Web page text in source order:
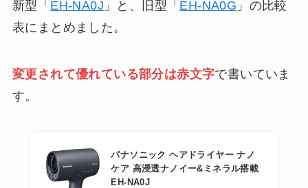
新型「 EH-NA0J 」と、旧型「 EH-NA0G 」の比較
表にまとめました。
変更されて優れている部分は赤文字で書いていま
す。
パナソニック ヘアドライヤー ナノ
ケア 高浸透ナノイー&ミネラル搭載
EH-NA0J